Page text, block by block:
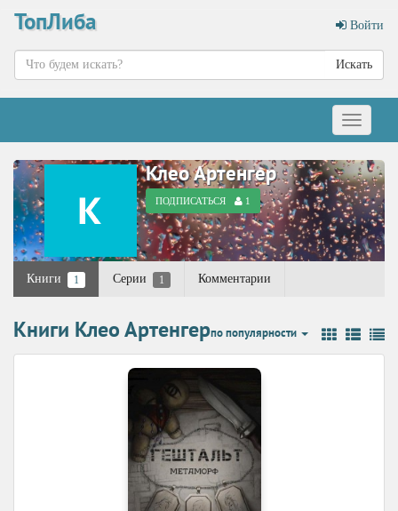
ТопЛиба Войти
Искать
Меню
Клео Артенгер
ПОДПИСАТЬСЯ 1
Книги 1 Серии 1 Комментарии
Книги Клео Артенгерпо популярности